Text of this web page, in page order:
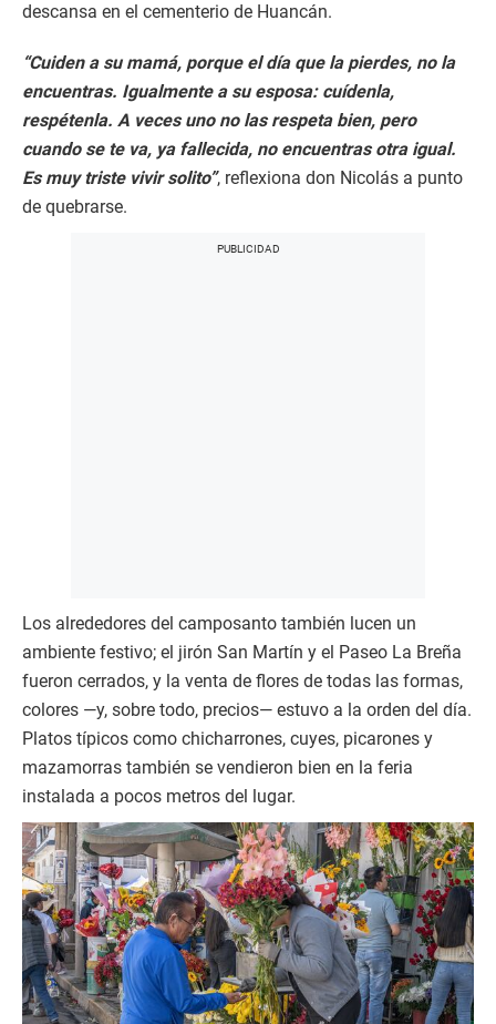
descansa en el cementerio de Huancán.
“Cuiden a su mamá, porque el día que la pierdes, no la
encuentras. Igualmente a su esposa: cuídenla,
respétenla. A veces uno no las respeta bien, pero
cuando se te va, ya fallecida, no encuentras otra igual.
Es muy triste vivir solito”, reflexiona don Nicolás a punto
de quebrarse.
Los alrededores del camposanto también lucen un
ambiente festivo; el jirón San Martín y el Paseo La Breña
fueron cerrados, y la venta de flores de todas las formas,
colores —y, sobre todo, precios— estuvo a la orden del día.
Platos típicos como chicharrones, cuyes, picarones y
mazamorras también se vendieron bien en la feria
instalada a pocos metros del lugar.